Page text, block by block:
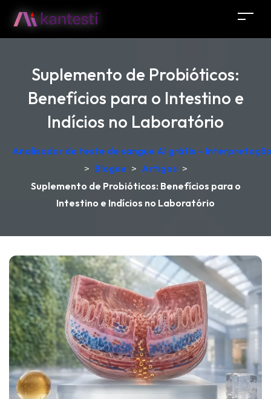
Suplemento de Probióticos:
Benefícios para o Intestino e
Indícios no Laboratório
Analisador de teste de sangue AI grátis –
> Blogue > Artigos >
Suplemento de Probióticos: Benefícios para o
Intestino e Indícios no Laboratório